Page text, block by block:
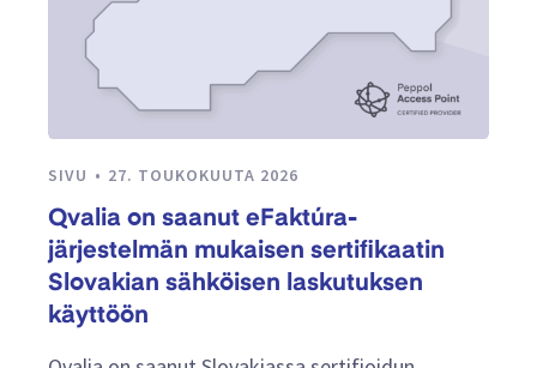
SIVU 27. TOUKOKUUTA 2026
Qvalia on saanut eFaktúra-
järjestelmän mukaisen sertifikaatin
Slovakian sähköisen laskutuksen
käyttöön